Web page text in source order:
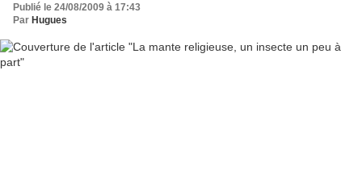
Publié le 24/08/2009 à 17:43
Par Hugues